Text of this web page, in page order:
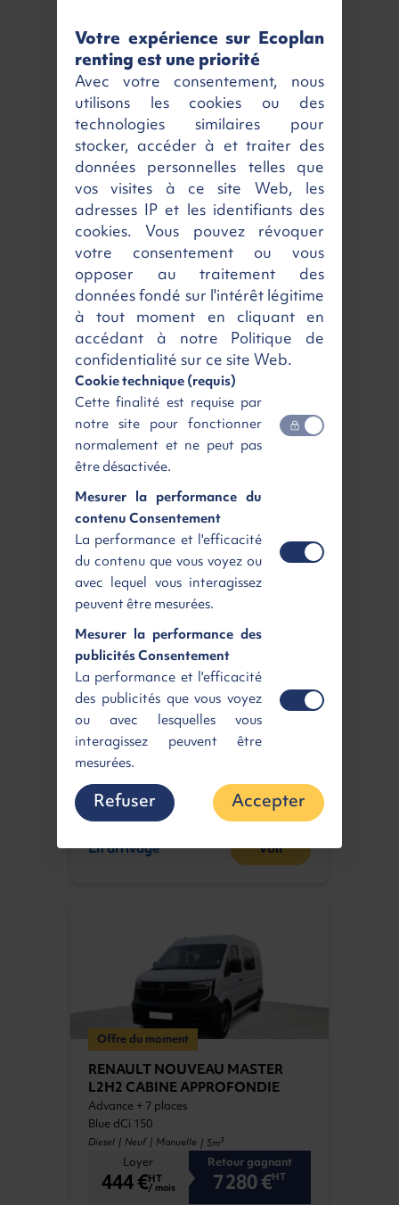
En savoir plus
RENAULT NOUVEAU MASTER
L3H2
Advance + Caméra
3T5 Blue dCi 150
Diesel | Neuf | Manuelle| 13m 3
Loyer
498 €HT
/ mois
Retour gagnant
6 920 €
En arrivage Voir
RENAULT NOUVEAU MASTER
20M3 L3
Hayon Elévateur + Porte latérale
3.5T Blue dCi 170CV
Diesel | Neuf | Manuelle| 20m
Loyer
682 €HT
/ mois 10 025 €HT
En arrivage Voir
Offre du moment
RENAULT NOUVEAU MASTER
L2H2 CABINE APPROFONDIE
Advance + 7 places
Blue dCi 150
Diesel | Neuf | Manuelle | 5m3
Loyer
444 €HT
/ mois
Retour gagnant
7 280 €HT
Votre expérience sur Ecoplan
renting est une priorité
Avec votre consentement, nous
utilisons les cookies ou des
technologies similaires pour
stocker, accéder à et traiter des
données personnelles telles que
vos visites à ce site Web, les
adresses IP et les identifiants des
cookies. Vous pouvez révoquer
votre consentement ou vous
opposer au traitement des
données fondé sur l'intérêt légitime
à tout moment en cliquant en
accédant à notre Politique de
confidentialité sur ce site Web.
Cookie technique (requis)
Cette finalité est requise par
notre site pour fonctionner
normalement et ne peut pas
être désactivée.
Mesurer la performance du
contenu Consentement
La performance et l'efficacité
du contenu que vous voyez ou
avec lequel vous interagissez
peuvent être mesurées.
Mesurer la performance des
publicités Consentement
La performance et l'efficacité
des publicités que vous voyez
ou avec lesquelles vous
interagissez peuvent être
mesurées.
Refuser Accepter